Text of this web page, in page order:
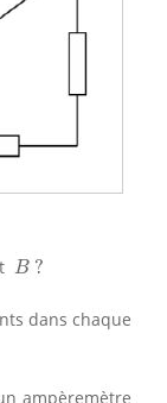
B ?
B ?
dans chaque
ampèremètre